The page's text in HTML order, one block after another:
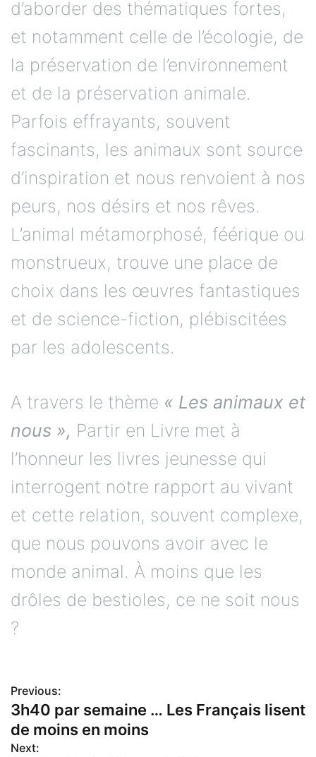
d’aborder des thématiques fortes,
et notamment celle de l’écologie, de
la préservation de l’environnement
et de la préservation animale.
Parfois effrayants, souvent
fascinants, les animaux sont source
d’inspiration et nous renvoient à nos
peurs, nos désirs et nos rêves.
L’animal métamorphosé, féérique ou
monstrueux, trouve une place de
choix dans les œuvres fantastiques
et de science-fiction, plébiscitées
par les adolescents.
A travers le thème « Les animaux et
nous », Partir en Livre met à
l’honneur les livres jeunesse qui
interrogent notre rapport au vivant
et cette relation, souvent complexe,
que nous pouvons avoir avec le
monde animal. À moins que les
drôles de bestioles, ce ne soit nous
?
N
a
Previous:
3h40 par semaine … Les Français lisent
de moins en moins
Next: